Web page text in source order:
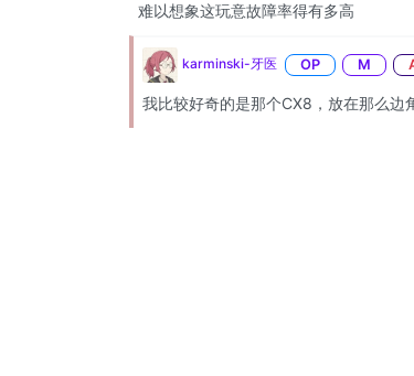
难以想象这玩意故障率得有多高
karminski-牙医 OP M
我比较好奇的是那个CX8，放在那么